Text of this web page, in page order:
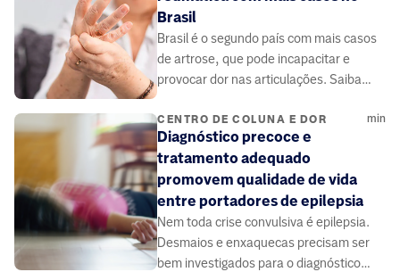
Brasil
Brasil é o segundo país com mais casos
de artrose, que pode incapacitar e
provocar dor nas articulações. Saiba
CENTRO DE COLUNA E DOR min
Diagnóstico precoce e
tratamento adequado
promovem qualidade de vida
entre portadores de epilepsia
Nem toda crise convulsiva é epilepsia.
Desmaios e enxaquecas precisam ser
bem investigados para o diagnóstico